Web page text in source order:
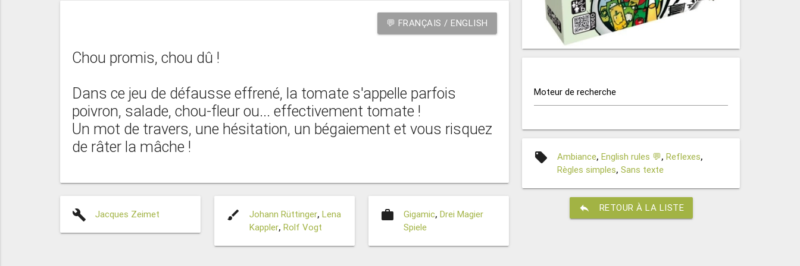
💬 FRANÇAIS / ENGLISH
Chou promis, chou dû !
Dans ce jeu de défausse effrené, la tomate s'appelle parfois
poivron, salade, chou-fleur ou... effectivement tomate !
Un mot de travers, une hésitation, un bégaiement et vous risquez
de râter la mâche !
build Jacques Zeimet brush Johann Rüttinger, Lena
Kappler, Rolf Vogt
work Gigamic, Drei Magier
Spiele
Moteur de recherche
local_offer Ambiance,English rules 💬,Reflexes,
Règles simples,Sans texte
reply RETOUR À LA LISTE